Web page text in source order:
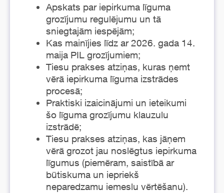
Apskats par iepirkuma līguma
grozījumu regulējumu un tā
sniegtajām iespējām;
Kas mainījies līdz ar 2026. gada 14.
maija PIL grozījumiem;
Tiesu prakses atziņas, kuras ņemt
vērā iepirkuma līguma izstrādes
procesā;
Praktiski izaicinājumi un ieteikumi
šo līguma grozījumu klauzulu
izstrādē;
Tiesu prakses atziņas, kas jāņem
vērā grozot jau noslēgtus iepirkuma
līgumus (piemēram, saistībā ar
būtiskuma un iepriekš
neparedzamu iemeslu vērtēšanu).